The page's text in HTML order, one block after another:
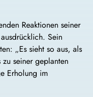
Reaktionen seiner
Sein
„Es sieht so aus, als
seiner geplanten
Erholung im